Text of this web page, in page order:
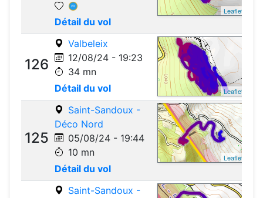
Détail du vol
Leaflet
126
Valbeleix
12/08/24 - 19:23
34 mn
Détail du vol
Leaflet
125
Saint-Sandoux -
Déco Nord
05/08/24 - 19:44
10 mn
Détail du vol
Leaflet
Saint-Sandoux -